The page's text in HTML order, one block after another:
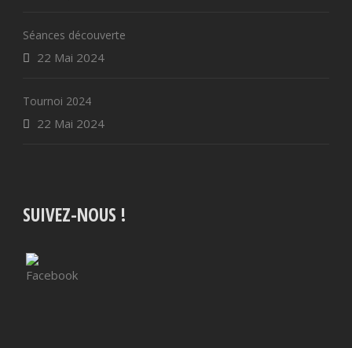
Séances découverte
22 Mai 2024
Tournoi 2024
22 Mai 2024
SUIVEZ-NOUS !